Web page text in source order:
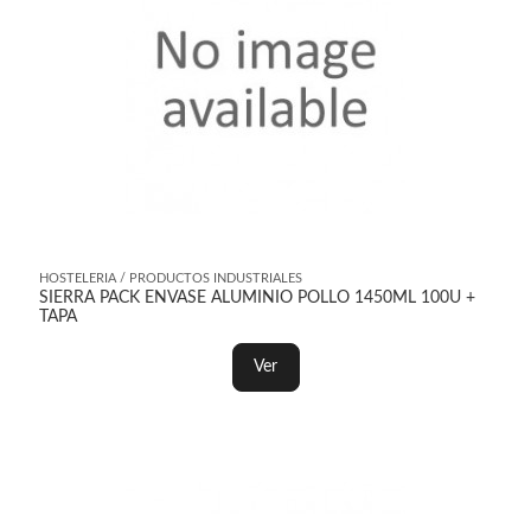
HOSTELERIA / PRODUCTOS INDUSTRIALES
SIERRA PACK ENVASE ALUMINIO POLLO 1450ML 100U +
TAPA
Ver